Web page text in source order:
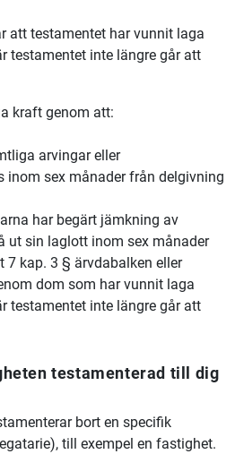
att testamentet har vunnit laga
testamentet inte längre går att
kraft genom att:
arvingar eller
inom sex månader från delgivning
har begärt jämkning av
ut sin laglott inom sex månader
7 kap. 3 § ärvdabalken eller
dom som har vunnit laga
testamentet inte längre går att
testamenterad till dig
bort en specifik
till exempel en fastighet.